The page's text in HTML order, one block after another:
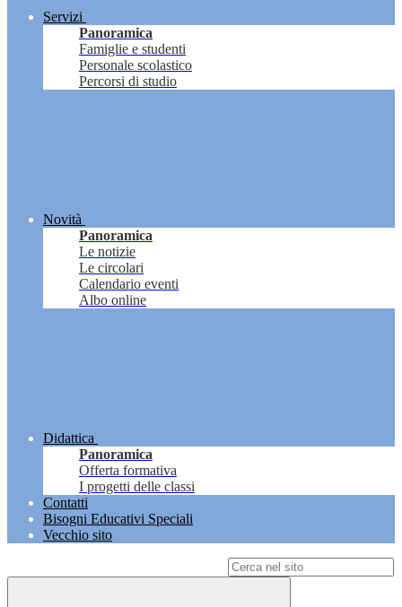
Servizi
Panoramica
Famiglie e studenti
Personale scolastico
Percorsi di studio
Novità
Panoramica
Le notizie
Le circolari
Calendario eventi
Albo online
Didattica
Panoramica
Offerta formativa
I progetti delle classi
Contatti
Bisogni Educativi Speciali
Vecchio sito